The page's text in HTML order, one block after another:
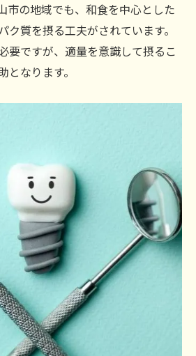
市の地域でも、和食を中心とした
ク質を摂る工夫がされています。
要ですが、適量を意識して摂るこ
となります。